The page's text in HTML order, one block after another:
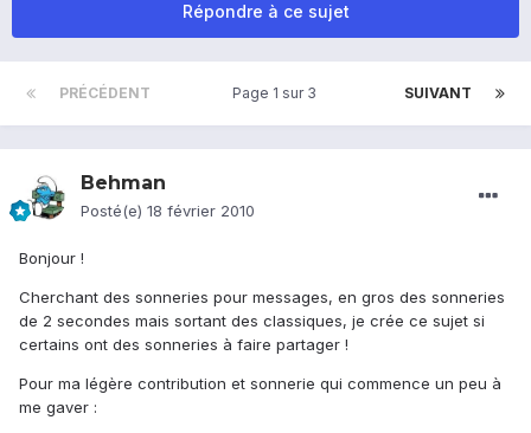
Répondre à ce sujet
PRÉCÉDENT SUIVANT
Page 1 sur 3
Behman
Posté(e) 18 février 2010
Bonjour !
Cherchant des sonneries pour messages, en gros des sonneries
de 2 secondes mais sortant des classiques, je crée ce sujet si
certains ont des sonneries à faire partager !
Pour ma légère contribution et sonnerie qui commence un peu à
me gaver :